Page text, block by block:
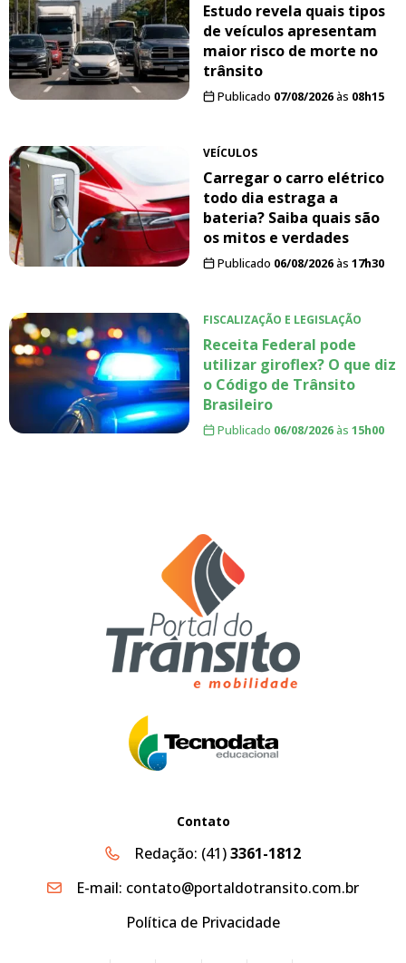
Estudo revela quais tipos
de veículos apresentam
maior risco de morte no
trânsito
Publicado 07/08/2026às 08h15
VEÍCULOS
Carregar o carro elétrico
todo dia estraga a
bateria? Saiba quais são
os mitos e verdades
Publicado 06/08/2026às 17h30
FISCALIZAÇÃO E LEGISLAÇÃO
Receita Federal pode
utilizar giroflex? O que diz
o Código de Trânsito
Brasileiro
Publicado 06/08/2026às 15h00
Contato
Redação: (41)3361-1812
E-mail: contato@portaldotransito.com.br
Política de Privacidade